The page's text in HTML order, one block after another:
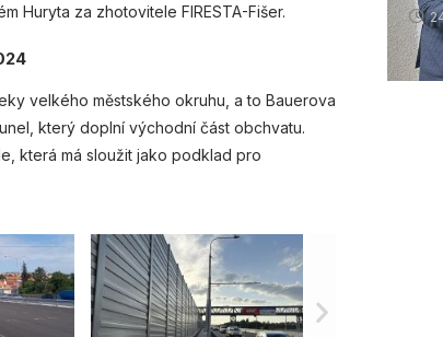
Huryta za zhotovitele FIRESTA-Fišer.
velkého městského okruhu, a to Bauerova
který doplní východní část obchvatu.
která má sloužit jako podklad pro